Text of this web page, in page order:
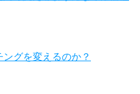
グを変えるのか？